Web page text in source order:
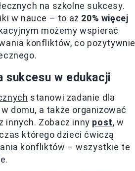
na szkolne sukcesy.
w nauce – to aż 20% więcej
możemy wspierać
konfliktów, co pozytywnie
sukcesu w edukacji
stanowi zadanie dla
domu, a także organizować
innych. Zobacz inny post, w
którego dzieci ćwiczą
konfliktów – wszystkie te